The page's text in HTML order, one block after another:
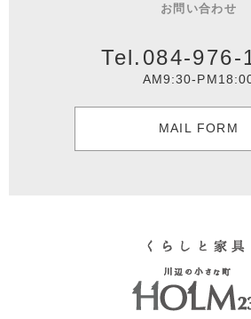
お問い合わせ
Tel.084-976-
AM9:30-
MAIL FORM